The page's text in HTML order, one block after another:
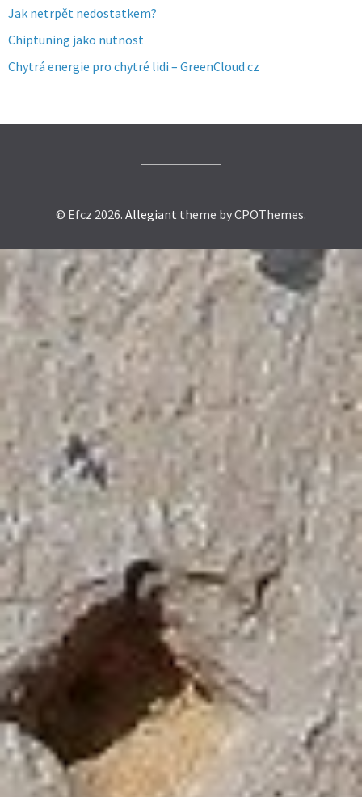
Jak netrpět nedostatkem?
Chiptuning jako nutnost
Chytrá energie pro chytré lidi – GreenCloud.cz
© Efcz 2026. Allegiant theme by CPOThemes.